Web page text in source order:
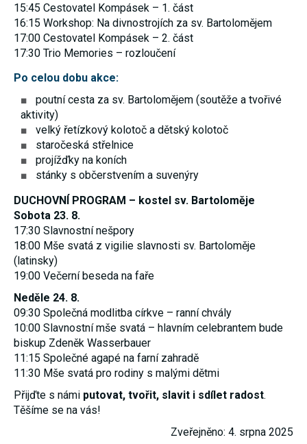
15:45 Cestovatel Kompásek – 1. část
16:15 Workshop: Na divnostrojích za sv. Bartolomějem
17:00 Cestovatel Kompásek – 2. část
17:30 Trio Memories – rozloučení
Po celou dobu akce:
poutní cesta za sv. Bartolomějem (soutěže a tvořivé
aktivity)
velký řetízkový kolotoč a dětský kolotoč
staročeská střelnice
projížďky na koních
stánky s občerstvením a suvenýry
DUCHOVNÍ PROGRAM – kostel sv. Bartoloměje
Sobota 23. 8.
17:30 Slavnostní nešpory
18:00 Mše svatá z vigilie slavnosti sv. Bartoloměje
(latinsky)
19:00 Večerní beseda na faře
Neděle 24. 8.
09:30 Společná modlitba církve – ranní chvály
10:00 Slavnostní mše svatá – hlavním celebrantem bude
biskup Zdeněk Wasserbauer
11:15 Společné agapé na farní zahradě
11:30 Mše svatá pro rodiny s malými dětmi
Přijďte s námi putovat, tvořit, slavit i sdílet radost.
Těšíme se na vás!
Zveřejněno: 4. srpna 2025
cookies nám
umožňují
měření
výkonu
našeho webu
Jejich pomocí
určujeme
a zdroje
návštěv
stránek. Data
získaná
pomocí těchto
cookies
identifikátorů,
vypnete
používání
vztahu k Vaší
návštěvě,
ztrácíme
možnost
analýzy
našich